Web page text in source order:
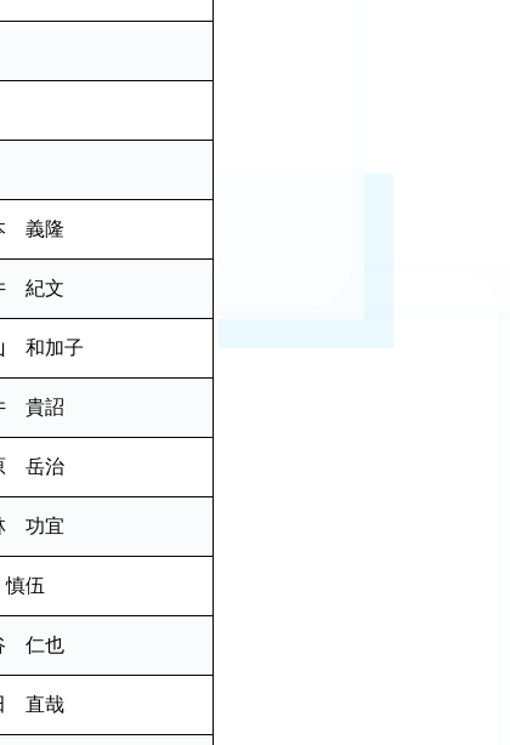
義隆
紀文
和加子
貴詔
岳治
功宜
伍
仁也
直哉